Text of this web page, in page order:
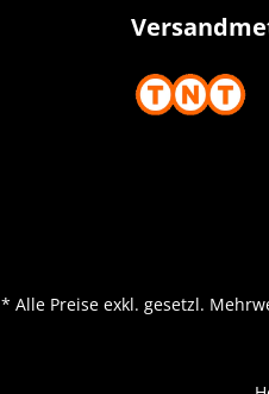
* Alle Preise exkl. gesetzl.